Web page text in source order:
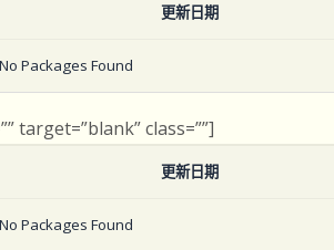
更新日期
No Packages Found
target=”blank” class=””]
更新日期
No Packages Found